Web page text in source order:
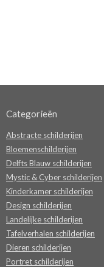
Categorieën
Abstracte schilderijen
Bloemenschilderijen
Delfts Blauw schilderijen
Mystic & Cyber schilderijen
Kinderkamer schilderijen
Design schilderijen
Landelijke schilderijen
Tafelverhalen schilderijen
Dieren schilderijen
Portret schilderijen